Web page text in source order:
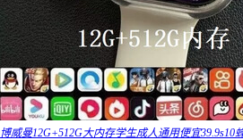
博威曼12G+512G大内存学生成人通用便宜